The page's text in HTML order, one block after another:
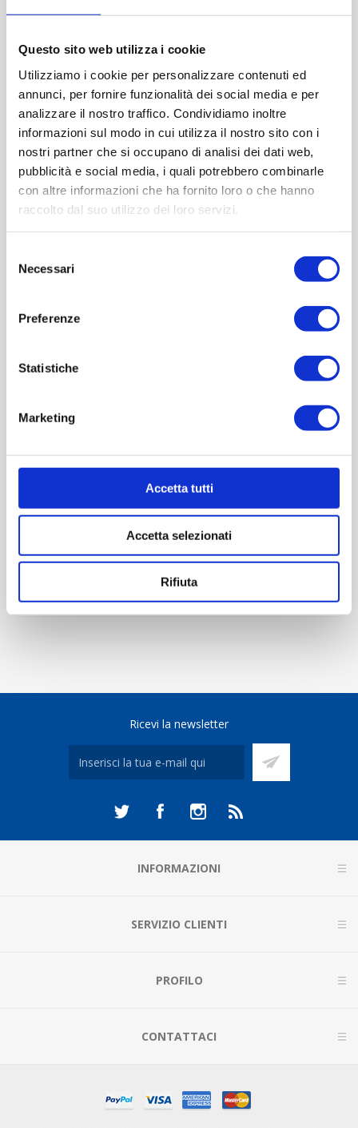
Questo sito web utilizza i cookie
Utilizziamo i cookie per personalizzare contenuti ed
annunci, per fornire funzionalità dei social media e per
analizzare il nostro traffico. Condividiamo inoltre
informazioni sul modo in cui utilizza il nostro sito con i
nostri partner che si occupano di analisi dei dati web,
pubblicità e social media, i quali potrebbero combinarle
con altre informazioni che ha fornito loro o che hanno
raccolto dal suo utilizzo dei loro servizi.
delNecessari
Preferenze
Statistiche
Marketing
Accetta tutti
Accetta selezionati
Rifiuta
Larghezza (mm):77
Quantità per imballo (ordine minimo 1 collo):0
Cod.: VCP109
Please select the address you want to ship to
ACQUISTA
REVIEWS
CONTACT US
Ricevi la newsletter
INFORMAZIONI
SERVIZIO CLIENTI
PROFILO
CONTATTACI